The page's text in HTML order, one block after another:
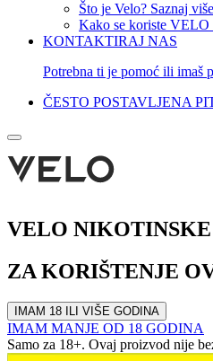
Što je Velo? Saznaj više
Kako se koriste VELO
KONTAKTIRAJ NAS
Potrebna ti je pomoć ili imaš
ČESTO POSTAVLJENA
VELO
ZA KORIŠTENJE
IMAM 18 ILI VIŠE GODINA
IMAM MANJE OD 18 GODINA
Samo za 18+. Ovaj proizvod nije